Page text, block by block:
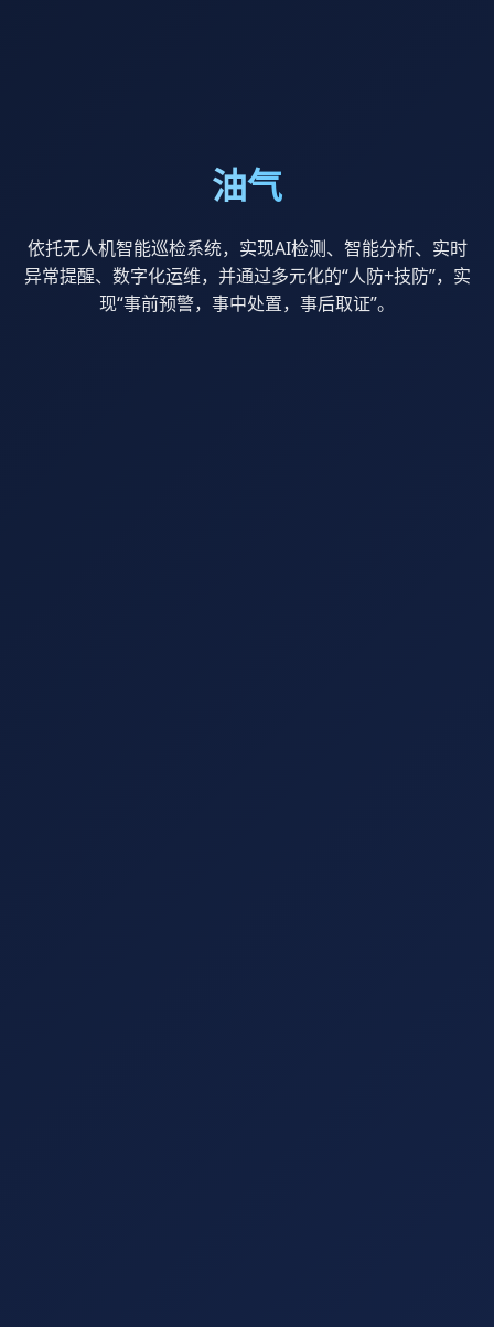
油气
依托无人机智能巡检系统，实现AI检测、智能分析、实时
异常提醒、数字化运维，并通过多元化的“人防+技防”，实
现“事前预警，事中处置，事后取证”。